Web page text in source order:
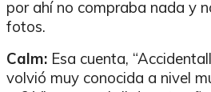
por ahí no compraba nada y
fotos.
Calm: Esa cuenta,
volvió muy conocida a nivel